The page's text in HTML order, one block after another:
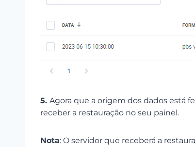
5. Agora que a origem dos dados está
receber a restauração no seu painel.
Nota: O servidor que receberá a